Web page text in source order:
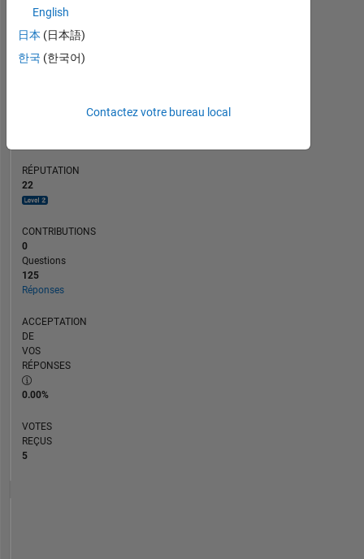
RANG
RÉPUTATION
22
CONTRIBUTIONS
0
Questions
125
Réponses
ACCEPTATION
DE
VOS
RÉPONSES
0.00%
VOTES
REÇUS
5
English
日本 (日本語)
한국 (한국어)
Contactez votre bureau local